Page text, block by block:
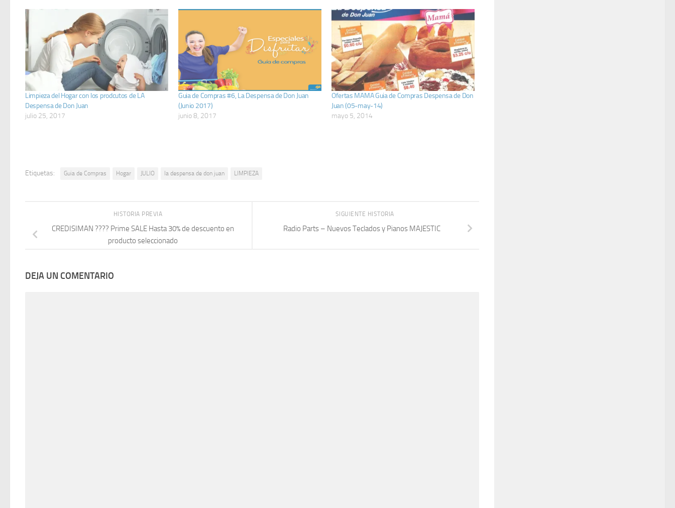
Limpieza del Hogar con los prodcutos de LA
Despensa de Don Juan
julio 25, 2017
Guia de Compras #6, La Despensa de Don Juan
(Junio 2017)
junio 8, 2017
Ofertas MAMA Guia de Compras Despensa de Don
Juan (05-may-14)
mayo 5, 2014
Etiquetas: Guia de Compras Hogar JULIO la despensa de don juan LIMPIEZA
SIGUIENTE HISTORIA
Radio Parts – Nuevos Teclados y Pianos MAJESTIC
HISTORIA PREVIA
CREDISIMAN ???? Prime SALE Hasta 30% de descuento en
producto seleccionado
DEJA UN COMENTARIO